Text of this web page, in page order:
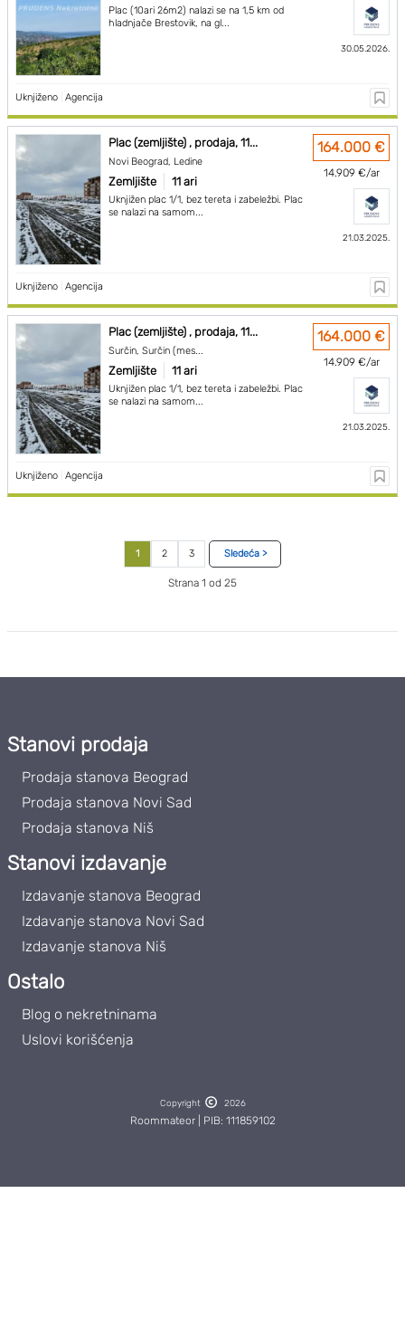
Plac (10ari 26m2) nalazi se na 1,5 km od
hladnjače Brestovik, na gl...
30.05.2026.
Uknjiženo Agencija
Plac (zemljište) , prodaja, 11...
Novi Beograd, Ledine
Zemljište 11 ari
Uknjižen plac 1/1, bez tereta i zabeležbi. Plac
se nalazi na samom...
164.000 €
14.909 €/ar
21.03.2025.
Uknjiženo Agencija
Plac (zemljište) , prodaja, 11...
Surčin, Surčin (mes...
Zemljište 11 ari
Uknjižen plac 1/1, bez tereta i zabeležbi. Plac
se nalazi na samom...
164.000 €
14.909 €/ar
21.03.2025.
Uknjiženo Agencija
1 2 3 Sledeća >
Strana 1 od 25
Stanovi prodaja
Prodaja stanova Beograd
Prodaja stanova Novi Sad
Prodaja stanova Niš
Stanovi izdavanje
Izdavanje stanova Beograd
Izdavanje stanova Novi Sad
Izdavanje stanova Niš
Ostalo
Blog o nekretninama
Uslovi korišćenja
Copyright 2026
Roommateor | PIB: 111859102